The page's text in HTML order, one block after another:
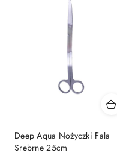
Deep Aqua Nożyczki Fala
Srebrne 25cm